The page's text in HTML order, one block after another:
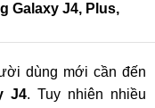
Galaxy J4, Plus,
dùng mới cần đến
J4. Tuy nhiên nhiều